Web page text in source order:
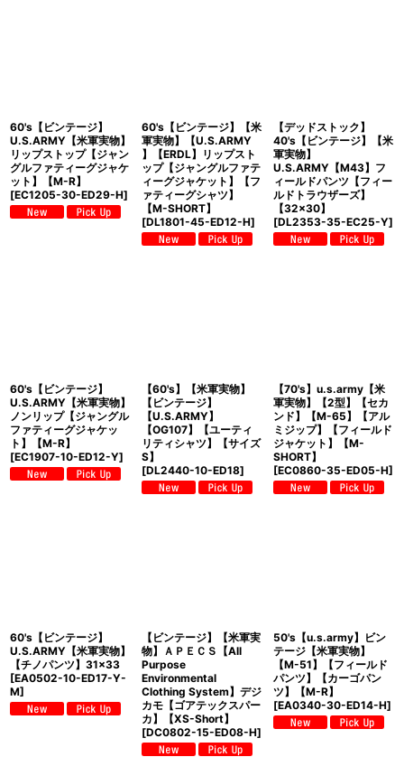
60's【ビンテージ】
U.S.ARMY【米軍実物】
リップストップ【ジャン
グルファティーグジャケ
ット】【M-R】
[EC1205-30-ED29-H]
60's【ビンテージ】【米
軍実物】【U.S.ARMY
】【ERDL】リップスト
ップ【ジャングルファテ
ィーグジャケット】【フ
ァティーグシャツ】
【M-SHORT】
[DL1801-45-ED12-H]
【デッドストック】
40's【ビンテージ】【米
軍実物】
U.S.ARMY【M43】フ
ィールドパンツ【フィー
ルドトラウザーズ】
【32×30】
[DL2353-35-EC25-Y]
60's【ビンテージ】
U.S.ARMY【米軍実物】
ノンリップ【ジャングル
ファティーグジャケッ
ト】【M-R】
[EC1907-10-ED12-Y]
【60's】【米軍実物】
【ビンテージ】
【U.S.ARMY】
【OG107】【ユーティ
リティシャツ】【サイズ
S】
[DL2440-10-ED18]
【70's】u.s.army【米
軍実物】【2型】【セカ
ンド】【M-65】【アル
ミジップ】【フィールド
ジャケット】【M-
SHORT】
[EC0860-35-ED05-H]
60's【ビンテージ】
U.S.ARMY【米軍実物】
【チノパンツ】31×33
[EA0502-10-ED17-Y-
M]
【ビンテージ】【米軍実
物】ＡＰＥＣＳ【All
Purpose
Environmental
Clothing System】デジ
カモ【ゴアテックスパー
カ】【XS-Short】
[DC0802-15-ED08-H]
50's【u.s.army】ビン
テージ【米軍実物】
【M-51】【フィールド
パンツ】【カーゴパン
ツ】【M-R】
[EA0340-30-ED14-H]